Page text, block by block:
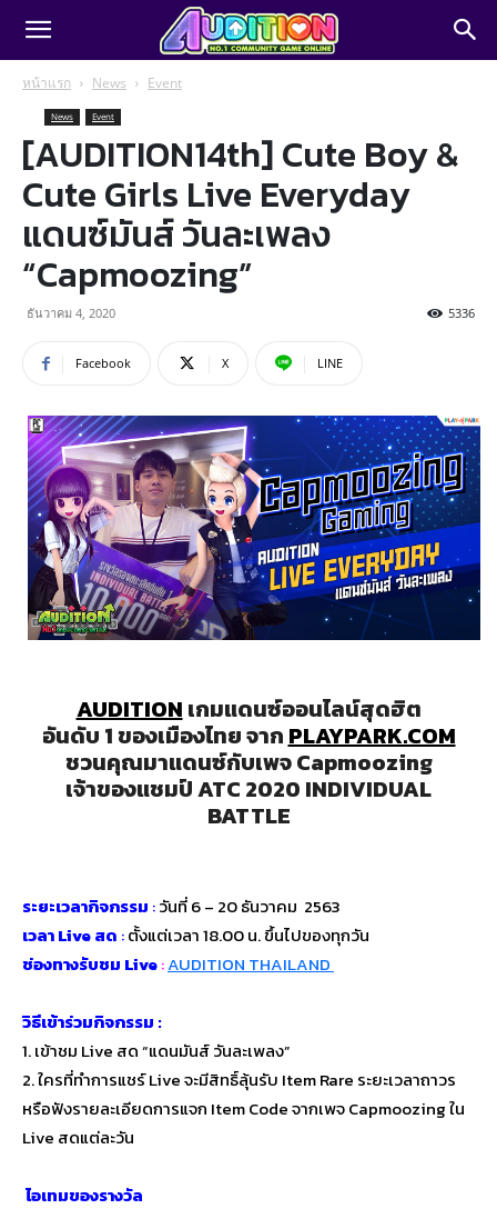
หน้าแรก News Event
News Event
[AUDITION14th] Cute Boy &
Cute Girls Live Everyday
แดนซ์มันส์ วันละเพลง
“Capmoozing”
ธันวาคม 4, 2020 5336
Facebook X LINE
AUDITION เกมแดนซ์ออนไลน์สุดฮิต
อันดับ 1 ของเมืองไทย จาก PLAYPARK.COM
ชวนคุณมาแดนซ์กับเพจ Capmoozing
เจ้าของแชมป์ ATC 2020 INDIVIDUAL
BATTLE
ระยะเวลากิจกรรม :วันที่ 6 – 20 ธันวาคม 2563
เวลา Live สด :ตั้งแต่เวลา 18.00 น. ขึ้นไปของทุกวัน
ช่องทางรับชม Live:AUDITION THAILAND
วิธีเข้าร่วมกิจกรรม :
1. เข้าชม Live สด “แดนมันส์ วันละเพลง”
2. ใครที่ทำการแชร์ Live จะมีสิทธิ์ลุ้นรับ Item Rare ระยะเวลาถาวร
หรือฟังรายละเอียดการแจก Item Code จากเพจ Capmoozing ใน
Live สดแต่ละวัน
ไอเทมของรางวัล